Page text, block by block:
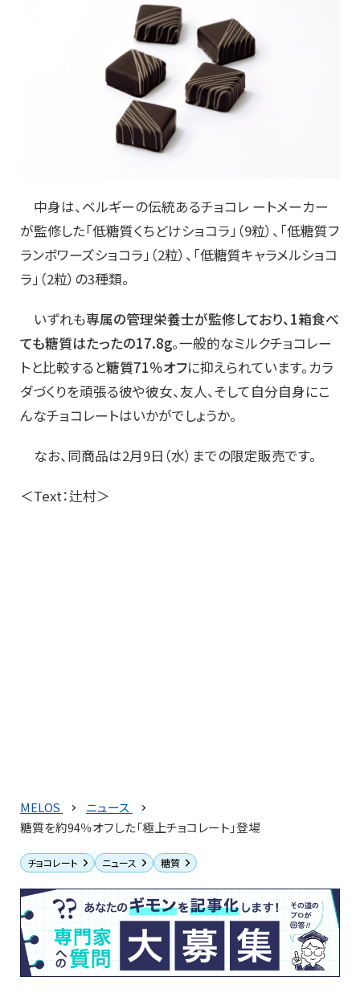
中身は、ベルギーの伝統あるチョコレ ートメーカー
が監修した「低糖質くちどけショコラ」（9粒）、「低糖質フ
ランボワーズショコラ」（2粒）、「低糖質キャラメルショコ
ラ」（2粒）の3種類。
いずれも専属の管理栄養士が監修しており、1箱食べ
ても糖質はたったの17.8g。一般的なミルクチョコレー
トと比較すると糖質71％オフに抑えられています。カラ
ダづくりを頑張る彼や彼女、友人、そして自分自身にこ
んなチョコレートはいかがでしょうか。
なお、同商品は2月9日（水）までの限定販売です。
＜Text：辻村＞
MELOS
ニュース
糖質を約94％オフした「極上チョコレート」登場
チョコレート ニュース 糖質